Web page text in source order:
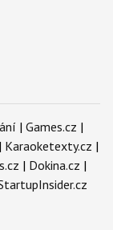
| Games.cz |
| Karaoketexty.cz |
| Dokina.cz |